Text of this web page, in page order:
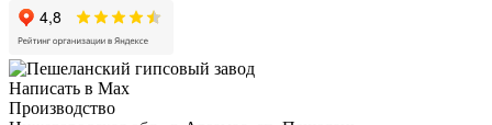
Написать в Max
Производство